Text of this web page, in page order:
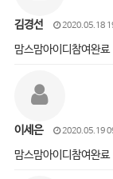
김경선 2020.05.18
맘스맘아이디참여완료
이세은 2020.05.19
맘스맘아이디참여완료